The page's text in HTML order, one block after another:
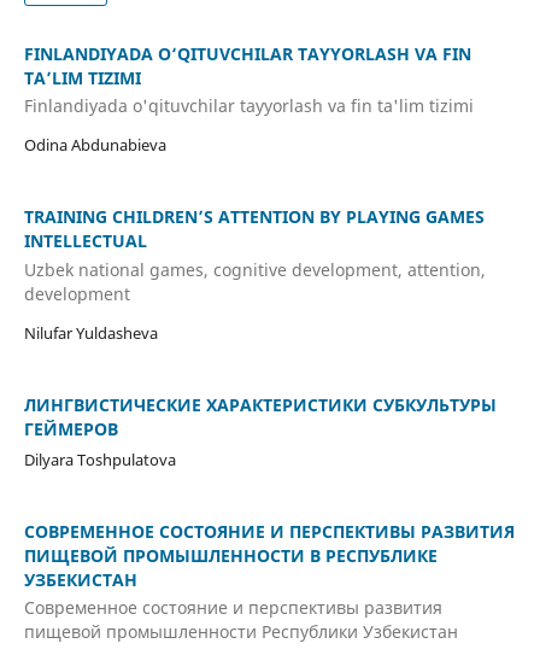
FINLANDIYADA O‘QITUVCHILAR TAYYORLASH VA FIN
TA’LIM TIZIMI
Finlandiyada o'qituvchilar tayyorlash va fin ta'lim tizimi
Odina Abdunabieva
TRAINING CHILDREN’S ATTENTION BY PLAYING GAMES
INTELLECTUAL
Uzbek national games, cognitive development, attention,
development
Nilufar Yuldasheva
ЛИНГВИСТИЧЕСКИЕ ХАРАКТЕРИСТИКИ СУБКУЛЬТУРЫ
ГЕЙМЕРОВ
Dilyara Toshpulatova
СОВРЕМЕННОЕ СОСТОЯНИЕ И ПЕРСПЕКТИВЫ РАЗВИТИЯ
ПИЩЕВОЙ ПРОМЫШЛЕННОСТИ В РЕСПУБЛИКЕ
УЗБЕКИСТАН
Современное состояние и перспективы развития
пищевой промышленности Республики Узбекистан